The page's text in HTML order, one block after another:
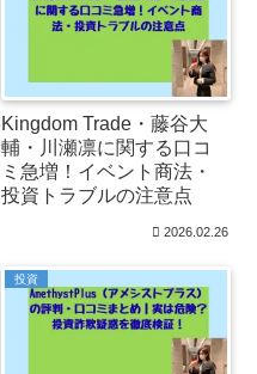
Kingdom Trade・藤谷大
輔・川瀬凛に関する口コ
ミ急増！イベント商法・
投資トラブルの注意点
2026.02.26
投資